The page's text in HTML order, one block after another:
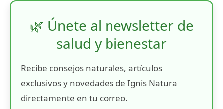
🌿 Únete al newsletter de
salud y bienestar
Recibe consejos naturales, artículos
exclusivos y novedades de Ignis Natura
directamente en tu correo.